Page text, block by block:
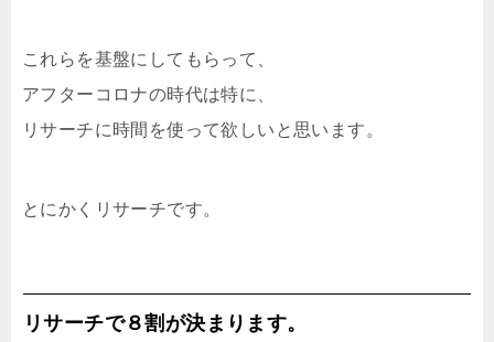
これらを基盤にしてもらって、
アフターコロナの時代は特に、
リサーチに時間を使って欲しいと思います。
とにかくリサーチです。
リサーチで８割が決まります。